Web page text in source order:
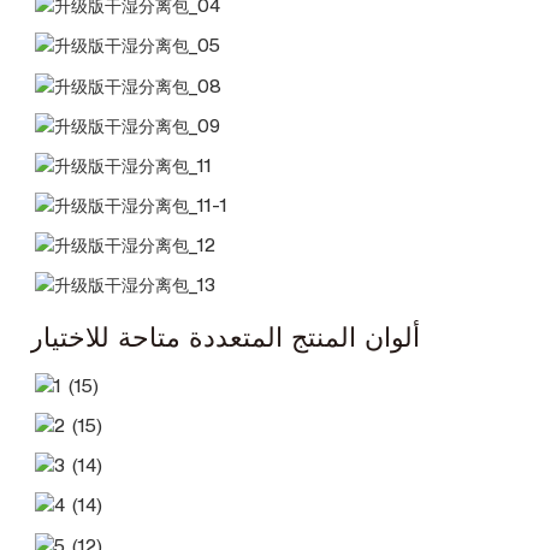
ألوان المنتج المتعددة متاحة للاختيار